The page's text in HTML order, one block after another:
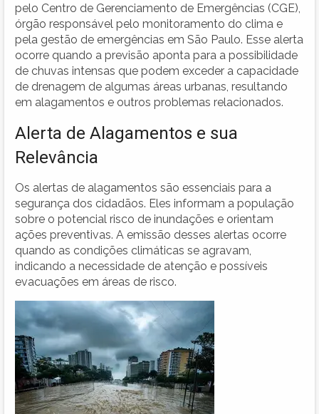
pelo Centro de Gerenciamento de Emergências (CGE),
órgão responsável pelo monitoramento do clima e
pela gestão de emergências em São Paulo. Esse alerta
ocorre quando a previsão aponta para a possibilidade
de chuvas intensas que podem exceder a capacidade
de drenagem de algumas áreas urbanas, resultando
em alagamentos e outros problemas relacionados.
Alerta de Alagamentos e sua
Relevância
Os alertas de alagamentos são essenciais para a
segurança dos cidadãos. Eles informam a população
sobre o potencial risco de inundações e orientam
ações preventivas. A emissão desses alertas ocorre
quando as condições climáticas se agravam,
indicando a necessidade de atenção e possíveis
evacuações em áreas de risco.